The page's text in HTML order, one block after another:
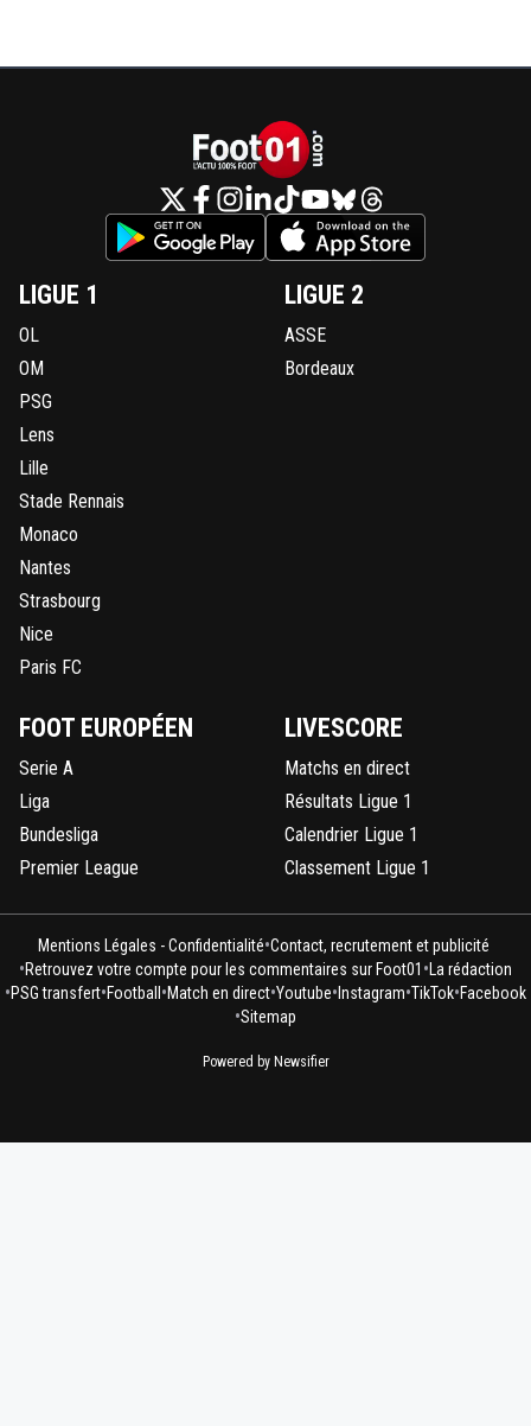
LIGUE 1
OL
OM
PSG
Lens
Lille
Stade Rennais
Monaco
Nantes
Strasbourg
Nice
Paris FC
LIGUE 2
ASSE
Bordeaux
FOOT EUROPÉEN
Serie A
Liga
Bundesliga
Premier League
LIVESCORE
Matchs en direct
Résultats Ligue 1
Calendrier Ligue 1
Classement Ligue 1
Mentions Légales - Confidentialité•Contact, recrutement et publicité
•Retrouvez votre compte pour les commentaires sur Foot01 •La rédaction
•PSG transfert•Football•Match en direct•Youtube•Instagram•TikTok•Facebook
•Sitemap
Powered by Newsifier